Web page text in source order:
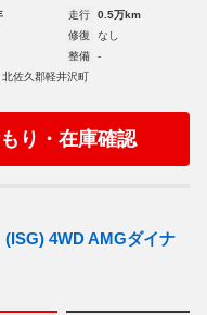
走行
0.5万km
修復
なし
整備
-
佐久郡軽井沢町
り・在庫確認
4WD AMGダイナ